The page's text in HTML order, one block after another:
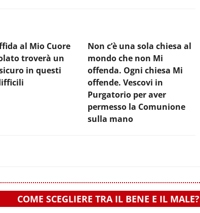
al Mio Cuore
troverà un
in questi
Non c’è una sola chiesa al
mondo che non Mi
offenda. Ogni chiesa Mi
offende. Vescovi in
Purgatorio per aver
permesso la Comunione
sulla mano
COME SCEGLIERE TRA IL BENE E IL MALE?